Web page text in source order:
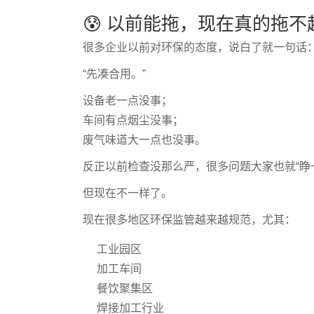
😰 以前能拖，现在真的拖不
很多企业以前对环保的态度，说白了就一句话：
“先凑合用。”
设备老一点没事；
车间有点烟尘没事；
废气味道大一点也没事。
反正以前检查没那么严，很多问题大家也就“睁
但现在不一样了。
现在很多地区环保监管越来越规范，尤其：
工业园区
加工车间
餐饮聚集区
焊接加工行业